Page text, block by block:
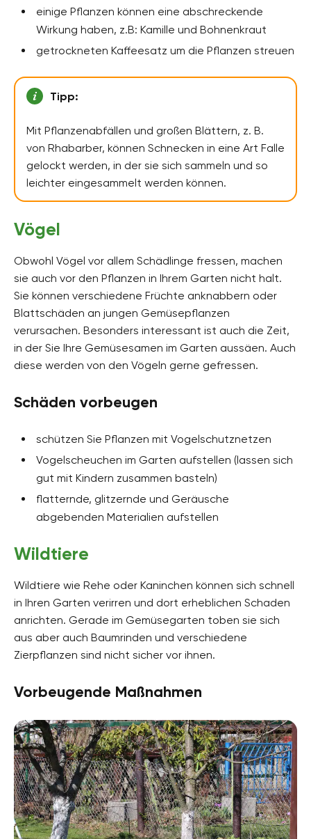
einige Pflanzen können eine abschreckende
Wirkung haben, z.B: Kamille und Bohnenkraut
getrockneten Kaffeesatz um die Pflanzen streuen
Tipp:
Mit Pflanzenabfällen und großen Blättern, z. B.
von Rhabarber, können Schnecken in eine Art Falle
gelockt werden, in der sie sich sammeln und so
leichter eingesammelt werden können.
Vögel
Obwohl Vögel vor allem Schädlinge fressen, machen
sie auch vor den Pflanzen in Ihrem Garten nicht halt.
Sie können verschiedene Früchte anknabbern oder
Blattschäden an jungen Gemüsepflanzen
verursachen. Besonders interessant ist auch die Zeit,
in der Sie Ihre Gemüsesamen im Garten aussäen. Auch
diese werden von den Vögeln gerne gefressen.
Schäden vorbeugen
schützen Sie Pflanzen mit Vogelschutznetzen
Vogelscheuchen im Garten aufstellen (lassen sich
gut mit Kindern zusammen basteln)
flatternde, glitzernde und Geräusche
abgebenden Materialien aufstellen
Wildtiere
Wildtiere wie Rehe oder Kaninchen können sich schnell
in Ihren Garten verirren und dort erheblichen Schaden
anrichten. Gerade im Gemüsegarten toben sie sich
aus aber auch Baumrinden und verschiedene
Zierpflanzen sind nicht sicher vor ihnen.
Vorbeugende Maßnahmen